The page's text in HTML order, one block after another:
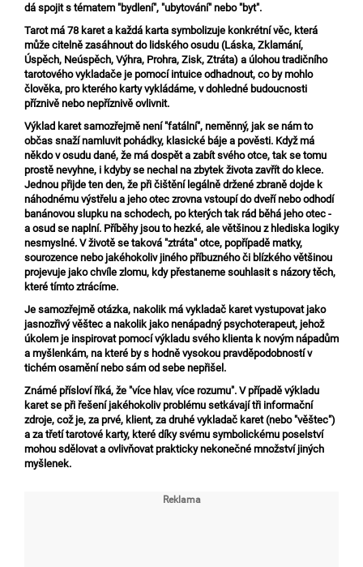
dá spojit s tématem "bydlení", "ubytování" nebo "byt".
Tarot má 78 karet a každá karta symbolizuje konkrétní věc, která
může citelně zasáhnout do lidského osudu (Láska, Zklamání,
Úspěch, Neúspěch, Výhra, Prohra, Zisk, Ztráta) a úlohou tradičního
tarotového vykladače je pomocí intuice odhadnout, co by mohlo
člověka, pro kterého karty vykládáme, v dohledné budoucnosti
příznivě nebo nepříznivě ovlivnit.
Výklad karet samozřejmě není "fatální", neměnný, jak se nám to
občas snaží namluvit pohádky, klasické báje a pověsti. Když má
někdo v osudu dané, že má dospět a zabít svého otce, tak se tomu
prostě nevyhne, i kdyby se nechal na zbytek života zavřít do klece.
Jednou přijde ten den, že při čištění legálně držené zbraně dojde k
náhodnému výstřelu a jeho otec zrovna vstoupí do dveří nebo odhodí
banánovou slupku na schodech, po kterých tak rád běhá jeho otec -
a osud se naplní. Příběhy jsou to hezké, ale většinou z hlediska logiky
nesmyslné. V životě se taková "ztráta" otce, popřípadě matky,
sourozence nebo jakéhokoliv jiného příbuzného či blízkého většinou
projevuje jako chvíle zlomu, kdy přestaneme souhlasit s názory těch,
které tímto ztrácíme.
Je samozřejmě otázka, nakolik má vykladač karet vystupovat jako
jasnozřivý věštec a nakolik jako nenápadný psychoterapeut, jehož
úkolem je inspirovat pomocí výkladu svého klienta k novým nápadům
a myšlenkám, na které by s hodně vysokou pravděpodobností v
tichém osamění nebo sám od sebe nepřišel.
Známé přísloví říká, že "více hlav, více rozumu". V případě výkladu
karet se při řešení jakéhokoliv problému setkávají tři informační
zdroje, což je, za prvé, klient, za druhé vykladač karet (nebo "věštec")
a za třetí tarotové karty, které díky svému symbolickému poselství
mohou sdělovat a ovlivňovat prakticky nekonečné množství jiných
myšlenek.